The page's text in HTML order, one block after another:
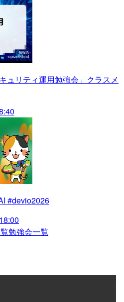
ュリティ運用勉強会」クラスメ
#devio2026
勉強会一覧